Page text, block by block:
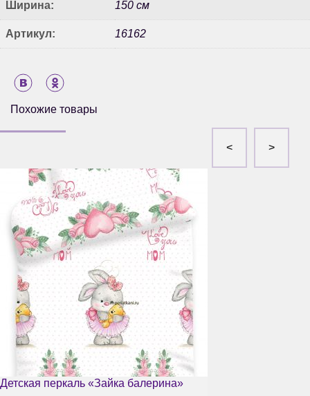
Ширина: 150 см
Артикул: 16162
Похожие товары
Детская перкаль «Зайка балерина»